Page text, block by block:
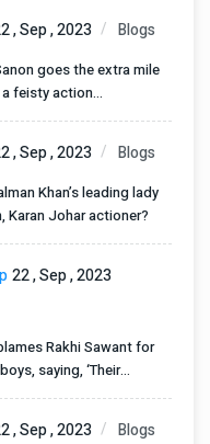
, Sep , 2023 Blogs
goes the extra mile
feisty action
, Sep , 2023 Blogs
Khan’s leading lady
Karan Johar actioner?
22 , Sep , 2023
Rakhi Sawant for
saying, ‘Their
her back
, Sep , 2023 Blogs